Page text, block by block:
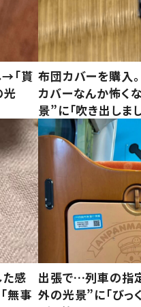
「貰
光
布団カバーを購入
カバーなんか怖く
景”に「吹き出しま
た感
無事
出張で…列車の指
外の光景”に「びっ